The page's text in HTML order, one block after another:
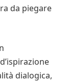
da piegare
dialogica,